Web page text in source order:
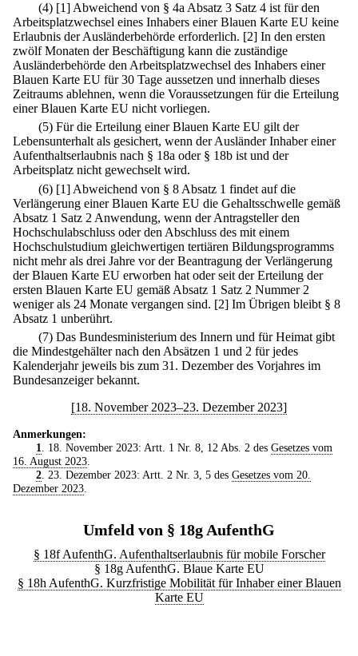
(4) [1] Abweichend von § 4a Absatz 3 Satz 4 ist für den
Arbeitsplatzwechsel eines Inhabers einer Blauen Karte EU keine
Erlaubnis der Ausländerbehörde erforderlich. [2] In den ersten
zwölf Monaten der Beschäftigung kann die zuständige
Ausländerbehörde den Arbeitsplatzwechsel des Inhabers einer
Blauen Karte EU für 30 Tage aussetzen und innerhalb dieses
Zeitraums ablehnen, wenn die Voraussetzungen für die Erteilung
einer Blauen Karte EU nicht vorliegen.
(5) Für die Erteilung einer Blauen Karte EU gilt der
Lebensunterhalt als gesichert, wenn der Ausländer Inhaber einer
Aufenthaltserlaubnis nach § 18a oder § 18b ist und der
Arbeitsplatz nicht gewechselt wird.
(6) [1] Abweichend von § 8 Absatz 1 findet auf die
Verlängerung einer Blauen Karte EU die Gehaltsschwelle gemäß
Absatz 1 Satz 2 Anwendung, wenn der Antragsteller den
Hochschulabschluss oder den Abschluss des mit einem
Hochschulstudium gleichwertigen tertiären Bildungsprogramms
nicht mehr als drei Jahre vor der Beantragung der Verlängerung
der Blauen Karte EU erworben hat oder seit der Erteilung der
ersten Blauen Karte EU gemäß Absatz 1 Satz 2 Nummer 2
weniger als 24 Monate vergangen sind. [2] Im Übrigen bleibt § 8
Absatz 1 unberührt.
(7) Das Bundesministerium des Innern und für Heimat gibt
die Mindestgehälter nach den Absätzen 1 und 2 für jedes
Kalenderjahr jeweils bis zum 31. Dezember des Vorjahres im
Bundesanzeiger bekannt.
[18. November 2023–23. Dezember 2023]
Anmerkungen:
1
. 18. November 2023: Artt. 1 Nr. 8, 12 Abs. 2 des Gesetzes vom
16. August 2023
2. 23. Dezember 2023: Artt. 2 Nr. 3, 5 des Gesetzes vom 20.
Dezember 2023
Umfeld von § 18g AufenthG
§ 18f AufenthG. Aufenthaltserlaubnis für mobile Forscher
§ 18g AufenthG. Blaue Karte EU
§ 18h AufenthG. Kurzfristige Mobilität für Inhaber einer Blauen
Karte EU